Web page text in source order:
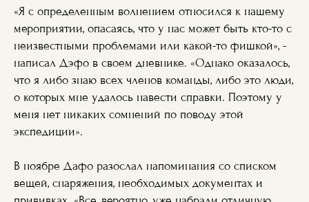
«Я с определенным волнением относился к нашему
мероприятии, опасаясь, что у нас может быть кто-то с
неизвестными проблемами или какой-то фишкой», -
написал Дэфо в своем дневнике. «Однако оказалось,
что я либо знаю всех членов команды, либо это люди,
о которых мне удалось навести справки. Поэтому у
меня нет никаких сомнений по поводу этой
экспедиции».
В ноябре Дафо разослал напоминания со списком
вещей, снаряжения, необходимых документах и